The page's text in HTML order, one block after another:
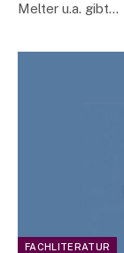
Melter u.a. gibt…
FACHLITERATUR